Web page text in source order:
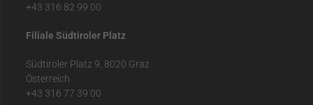
+43 316 82 99 00
Filiale Südtiroler Platz
Südtiroler Platz 9, 8020 Graz
Österreich
+43 316 77 39 00